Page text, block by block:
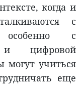
когда и
с
с
цифровой
могут учиться
еще